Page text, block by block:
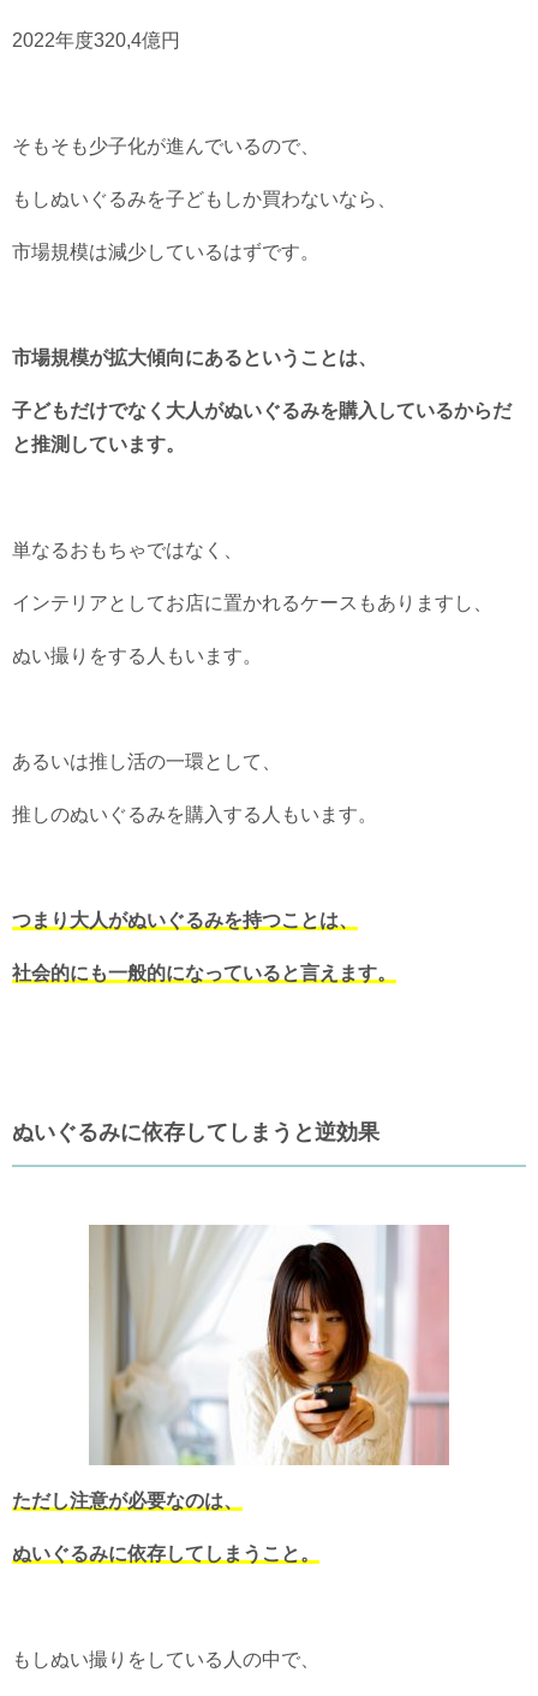
2022年度320,4億円
そもそも少子化が進んでいるので、
もしぬいぐるみを子どもしか買わないなら、
市場規模は減少しているはずです。
市場規模が拡大傾向にあるということは、
子どもだけでなく大人がぬいぐるみを購入しているからだ
と推測しています。
単なるおもちゃではなく、
インテリアとしてお店に置かれるケースもありますし、
ぬい撮りをする人もいます。
あるいは推し活の一環として、
推しのぬいぐるみを購入する人もいます。
つまり大人がぬいぐるみを持つことは、
社会的にも一般的になっていると言えます。
ぬいぐるみに依存してしまうと逆効果
ただし注意が必要なのは、
ぬいぐるみに依存してしまうこと。
もしぬい撮りをしている人の中で、